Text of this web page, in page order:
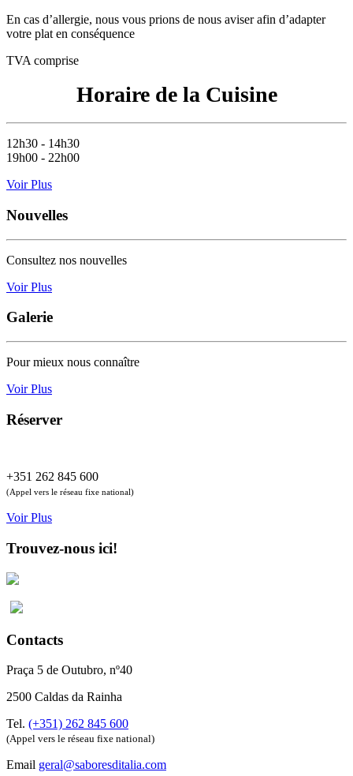
En cas d’allergie, nous vous prions de nous aviser afin d’adapter
votre plat en conséquence
TVA comprise
Horaire de la Cuisine
12h30 - 14h30
19h00 - 22h00
Voir Plus
Nouvelles
Consultez nos nouvelles
Voir Plus
Galerie
Pour mieux nous connaître
Voir Plus
Réserver
+351 262 845 600
(Appel vers le réseau fixe national)
Voir Plus
Trouvez-nous ici!
Contacts
Praça 5 de Outubro, nº40
2500 Caldas da Rainha
Tel. (+351) 262 845 600
(Appel vers le réseau fixe national)
Email geral@saboresditalia.com